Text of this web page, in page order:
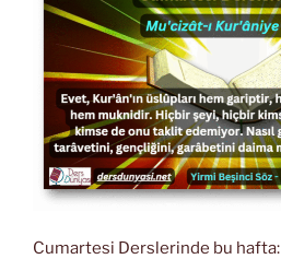
Cumartesi Derslerinde bu hafta: